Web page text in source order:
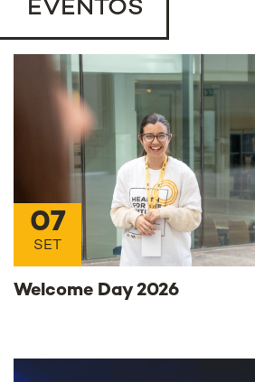
EVENTOS
07
SET
Welcome Day 2026